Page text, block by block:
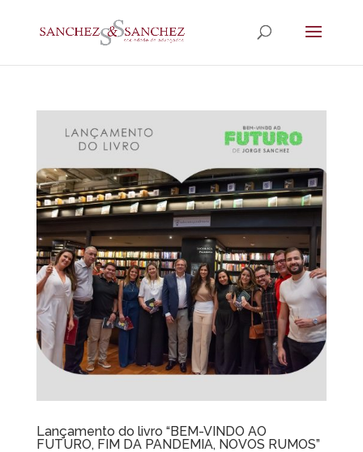
Lançamento do livro “BEM-VINDO AO
FUTURO, FIM DA PANDEMIA, NOVOS RUMOS”